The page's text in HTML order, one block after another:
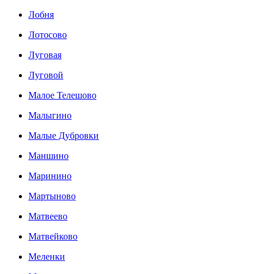
Лобня
Лотосово
Луговая
Луговой
Малое Телешово
Малыгино
Малые Дубровки
Маншино
Маринино
Мартыново
Матвеево
Матвейково
Меленки